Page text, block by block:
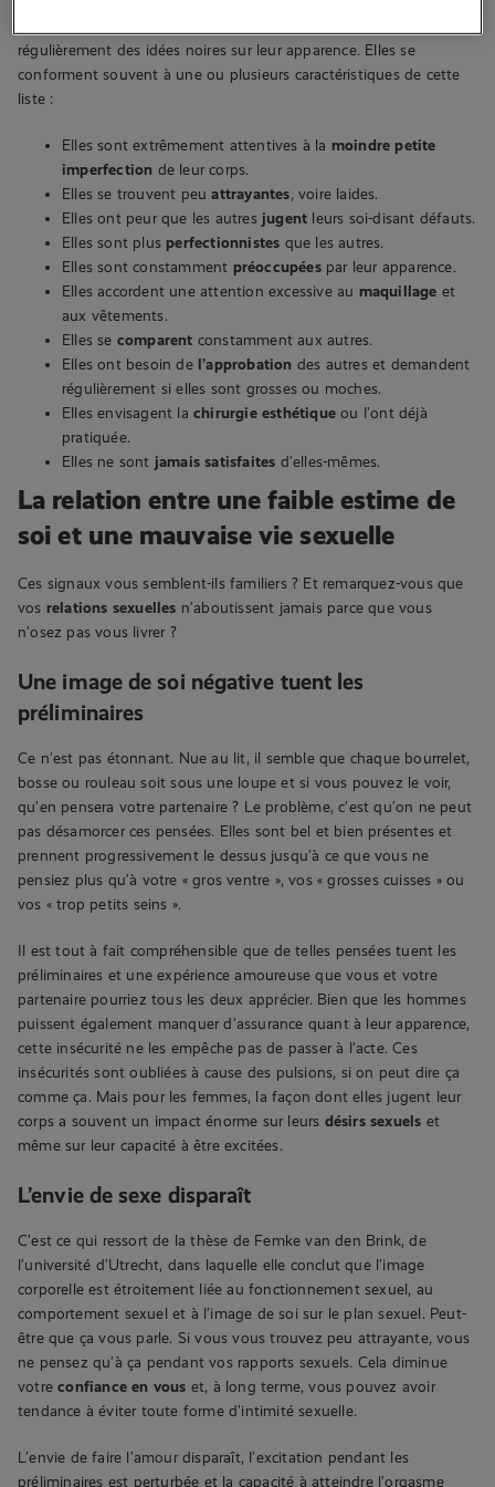
régulièrement des idées noires sur leur apparence. Elles se
conforment souvent à une ou plusieurs caractéristiques de cette
liste :
Elles sont extrêmement attentives à la moindre petite
imperfection de leur corps.
Elles se trouvent peuattrayantes, voire laides.
Elles ont peur que les autres jugent leurs soi-disant défauts.
Elles sont plusperfectionnistes que les autres.
Elles sont constamment préoccupéespar leur apparence.
Elles accordent une attention excessive au maquillage et
aux vêtements.
Elles se comparent constamment aux autres.
Elles ont besoin de l’approbation des autres et demandent
régulièrement si elles sont grosses ou moches.
Elles envisagent la chirurgie esthétique ou l’ont déjà
pratiquée.
Elles ne sont jamais satisfaites d’elles-mêmes.
La relation entre une faible estime de
soi et une mauvaise vie sexuelle
Ces signaux vous semblent-ils familiers ? Et remarquez-vous que
vos relations sexuelles n’aboutissent jamais parce que vous
n’osez pas vous livrer ?
Une image de soi négative tuent les
préliminaires
Ce n’est pas étonnant. Nue au lit, il semble que chaque bourrelet,
bosse ou rouleau soit sous une loupe et si vous pouvez le voir,
qu’en pensera votre partenaire ? Le problème, c’est qu’on ne peut
pas désamorcer ces pensées. Elles sont bel et bien présentes et
prennent progressivement le dessus jusqu’à ce que vous ne
pensiez plus qu’à votre « gros ventre », vos « grosses cuisses » ou
vos « trop petits seins ».
Il est tout à fait compréhensible que de telles pensées tuent les
préliminaires et une expérience amoureuse que vous et votre
partenaire pourriez tous les deux apprécier. Bien que les hommes
puissent également manquer d’assurance quant à leur apparence,
cette insécurité ne les empêche pas de passer à l’acte. Ces
insécurités sont oubliées à cause des pulsions, si on peut dire ça
comme ça. Mais pour les femmes, la façon dont elles jugent leur
corps a souvent un impact énorme sur leurs désirs sexuels et
même sur leur capacité à être excitées.
L’envie de sexe disparaît
C’est ce qui ressort de la thèse de Femke van den Brink, de
l’université d’Utrecht, dans laquelle elle conclut que l’image
corporelle est étroitement liée au fonctionnement sexuel, au
comportement sexuel et à l’image de soi sur le plan sexuel. Peut-
être que ça vous parle. Si vous vous trouvez peu attrayante, vous
ne pensez qu’à ça pendant vos rapports sexuels. Cela diminue
votreconfiance en vous et, à long terme, vous pouvez avoir
tendance à éviter toute forme d’intimité sexuelle.
L’envie de faire l’amour disparaît, l’excitation pendant les
préliminaires est perturbée et la capacité à atteindre l’orgasme